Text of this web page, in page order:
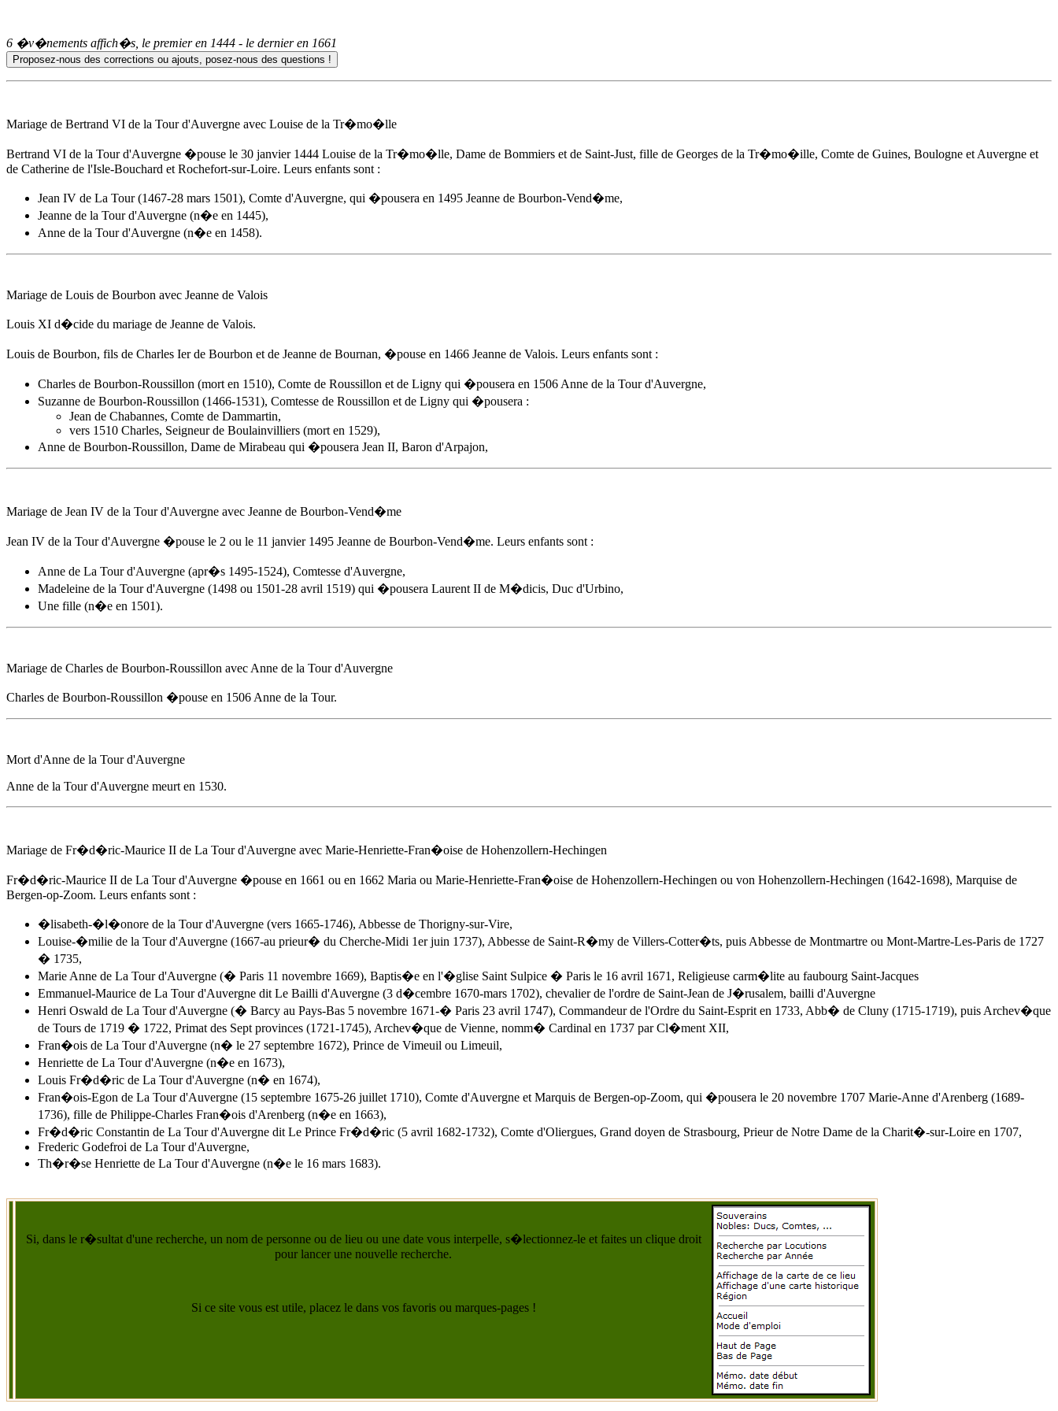
6 �v�nements affich�s, le premier en 1444 - le dernier en 1661
Mariage de Bertrand VI de la Tour d'Auvergne avec Louise de la Tr�mo�lle
Bertrand VI de la Tour d'Auvergne �pouse le 30 janvier 1444 Louise de la Tr�mo�lle, Dame de Bommiers et de Saint-Just, fille de Georges de la Tr�mo�ille, Comte de Guines, Boulogne et Auvergne et
de Catherine de l'Isle-Bouchard et Rochefort-sur-Loire. Leurs enfants sont :
Jean IV de La Tour (1467-28 mars 1501), Comte d'Auvergne, qui �pousera en 1495 Jeanne de Bourbon-Vend�me,
Jeanne de la Tour d'Auvergne (n�e en 1445),
Anne de la Tour d'Auvergne (n�e en 1458).
Mariage de Louis de Bourbon avec Jeanne de Valois
Louis XI d�cide du mariage de Jeanne de Valois.
Louis de Bourbon, fils de Charles Ier de Bourbon et de Jeanne de Bournan, �pouse en 1466 Jeanne de Valois. Leurs enfants sont :
Charles de Bourbon-Roussillon (mort en 1510), Comte de Roussillon et de Ligny qui �pousera en 1506 Anne de la Tour d'Auvergne,
Suzanne de Bourbon-Roussillon (1466-1531), Comtesse de Roussillon et de Ligny qui �pousera :
Jean de Chabannes, Comte de Dammartin,
vers 1510 Charles, Seigneur de Boulainvilliers (mort en 1529),
Anne de Bourbon-Roussillon, Dame de Mirabeau qui �pousera Jean II, Baron d'Arpajon,
Mariage de Jean IV de la Tour d'Auvergne avec Jeanne de Bourbon-Vend�me
Jean IV de la Tour d'Auvergne �pouse le 2 ou le 11 janvier 1495 Jeanne de Bourbon-Vend�me. Leurs enfants sont :
Anne de La Tour d'Auvergne (apr�s 1495-1524), Comtesse d'Auvergne,
Madeleine de la Tour d'Auvergne (1498 ou 1501-28 avril 1519) qui �pousera Laurent II de M�dicis, Duc d'Urbino,
Une fille (n�e en 1501).
Mariage de Charles de Bourbon-Roussillon avec Anne de la Tour d'Auvergne
Charles de Bourbon-Roussillon �pouse en 1506 Anne de la Tour.
Mort d'Anne de la Tour d'Auvergne
Anne de la Tour d'Auvergne meurt en 1530.
Mariage de Fr�d�ric-Maurice II de La Tour d'Auvergne avec Marie-Henriette-Fran�oise de Hohenzollern-Hechingen
Fr�d�ric-Maurice II de La Tour d'Auvergne �pouse en 1661 ou en 1662 Maria ou Marie-Henriette-Fran�oise de Hohenzollern-Hechingen ou von Hohenzollern-Hechingen (1642-1698), Marquise de
Bergen-op-Zoom. Leurs enfants sont :
�lisabeth-�l�onore de la Tour d'Auvergne (vers 1665-1746), Abbesse de Thorigny-sur-Vire,
Louise-�milie de la Tour d'Auvergne (1667-au prieur� du Cherche-Midi 1er juin 1737), Abbesse de Saint-R�my de Villers-Cotter�ts, puis Abbesse de Montmartre ou Mont-Martre-Les-Paris de 1727
� 1735,
Marie Anne de La Tour d'Auvergne (� Paris 11 novembre 1669), Baptis�e en l'�glise Saint Sulpice � Paris le 16 avril 1671, Religieuse carm�lite au faubourg Saint-Jacques
Emmanuel-Maurice de La Tour d'Auvergne dit Le Bailli d'Auvergne (3 d�cembre 1670-mars 1702), chevalier de l'ordre de Saint-Jean de J�rusalem, bailli d'Auvergne
Henri Oswald de La Tour d'Auvergne (� Barcy au Pays-Bas 5 novembre 1671-� Paris 23 avril 1747), Commandeur de l'Ordre du Saint-Esprit en 1733, Abb� de Cluny (1715-1719), puis Archev�que
de Tours de 1719 � 1722, Primat des Sept provinces (1721-1745), Archev�que de Vienne, nomm� Cardinal en 1737 par Cl�ment XII,
Fran�ois de La Tour d'Auvergne (n� le 27 septembre 1672), Prince de Vimeuil ou Limeuil,
Henriette de La Tour d'Auvergne (n�e en 1673),
Louis Fr�d�ric de La Tour d'Auvergne (n� en 1674),
Fran�ois-Egon de La Tour d'Auvergne (15 septembre 1675-26 juillet 1710), Comte d'Auvergne et Marquis de Bergen-op-Zoom, qui �pousera le 20 novembre 1707 Marie-Anne d'Arenberg (1689-
1736), fille de Philippe-Charles Fran�ois d'Arenberg (n�e en 1663),
Fr�d�ric Constantin de La Tour d'Auvergne dit Le Prince Fr�d�ric (5 avril 1682-1732), Comte d'Oliergues, Grand doyen de Strasbourg, Prieur de Notre Dame de la Charit�-sur-Loire en 1707,
Frederic Godefroi de La Tour d'Auvergne,
Th�r�se Henriette de La Tour d'Auvergne (n�e le 16 mars 1683).
Si, dans le r�sultat d'une recherche, un nom de personne ou de lieu ou une date vous interpelle, s�lectionnez-le et faites un clique droit
pour lancer une nouvelle recherche.
Si ce site vous est utile, placez le dans vos favoris ou marques-pages !